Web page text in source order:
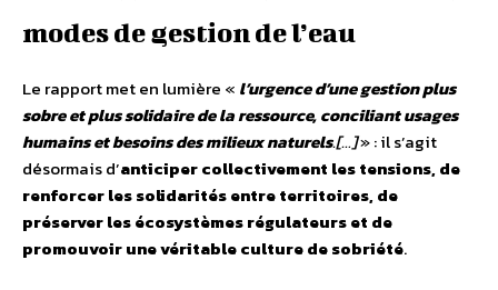
modes de gestion de l’eau
Le rapport met en lumière « l’urgence d’une gestion plus
sobre et plus solidaire de la ressource, conciliant usages
humains et besoins des milieux naturels.[…]» : il s’agit
désormais d’anticiper collectivement les tensions, de
renforcer les solidarités entre territoires, de
préserver les écosystèmes régulateurs et de
promouvoir une véritable culture de sobriété.